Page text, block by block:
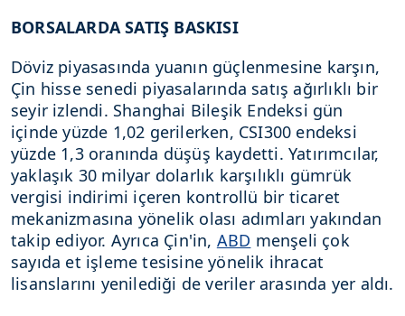
BORSALARDA SATIŞ BASKISI
Döviz piyasasında yuanın güçlenmesine karşın,
Çin hisse senedi piyasalarında satış ağırlıklı bir
seyir izlendi. Shanghai Bileşik Endeksi gün
içinde yüzde 1,02 gerilerken, CSI300 endeksi
yüzde 1,3 oranında düşüş kaydetti. Yatırımcılar,
yaklaşık 30 milyar dolarlık karşılıklı gümrük
vergisi indirimi içeren kontrollü bir ticaret
mekanizmasına yönelik olası adımları yakından
takip ediyor. Ayrıca Çin'in, ABD menşeli çok
sayıda et işleme tesisine yönelik ihracat
lisanslarını yenilediği de veriler arasında yer aldı.